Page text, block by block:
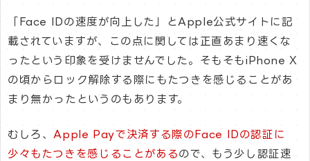
「Face IDの速度が向上した」とApple公式サイトに記
載されていますが、この点に関しては正直あまり速くな
ったという印象を受けませんでした。そもそもiPhone X
の頃からロック解除する際にもたつきを感じることがあ
まり無かったというのもあります。
むしろ、 Apple Payで決済する際のFace IDの認証に
少々もたつきを感じることがあるので、もう少し認証速